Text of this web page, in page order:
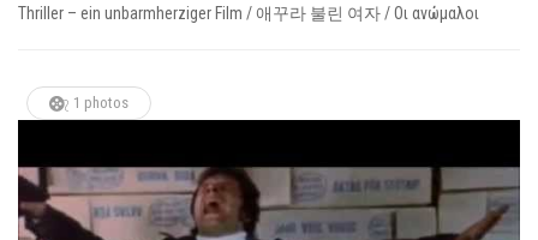
Thriller – ein unbarmherziger Film / 애꾸라 불린 여자 / Οι ανώμαλοι
1 photos